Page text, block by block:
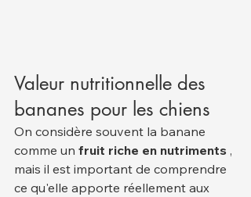
Valeur nutritionnelle des
bananes pour les chiens
On considère souvent la banane
comme un fruit riche en nutriments ,
mais il est important de comprendre
ce qu'elle apporte réellement aux